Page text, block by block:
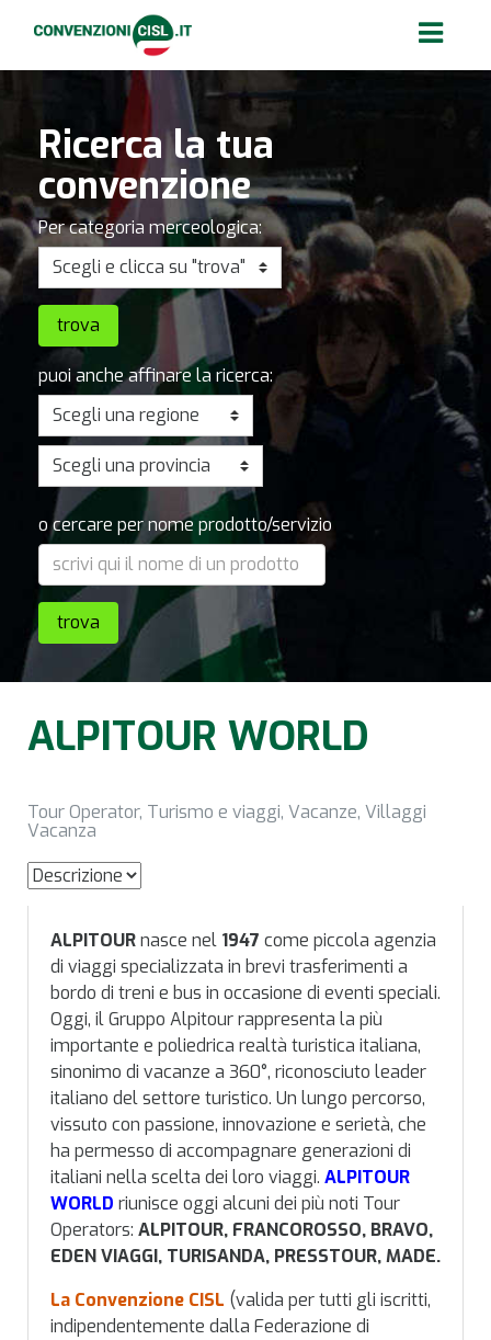
Ricerca la tua
convenzione
Per categoria merceologica:
puoi anche affinare la ricerca:
o cercare per nome prodotto/servizio
ALPITOUR WORLD
Tour Operator, Turismo e viaggi, Vacanze, Villaggi
Vacanza
ALPITOURnasce nel 1947 come piccola agenzia
di viaggi specializzata in brevi trasferimenti a
bordo di treni e bus in occasione di eventi speciali.
Oggi, il Gruppo Alpitour rappresenta la più
importante e poliedrica realtà turistica italiana,
sinonimo di vacanze a 360°, riconosciuto leader
italiano del settore turistico. Un lungo percorso,
vissuto con passione, innovazione e serietà, che
ha permesso di accompagnare generazioni di
italiani nella scelta dei loro viaggi. ALPITOUR
WORLD riunisce oggi alcuni dei più noti Tour
Operators: ALPITOUR, FRANCOROSSO, BRAVO,
EDEN VIAGGI, TURISANDA, PRESSTOUR, MADE.
La Convenzione CISL (valida per tutti gli iscritti,
indipendentemente dalla Federazione di